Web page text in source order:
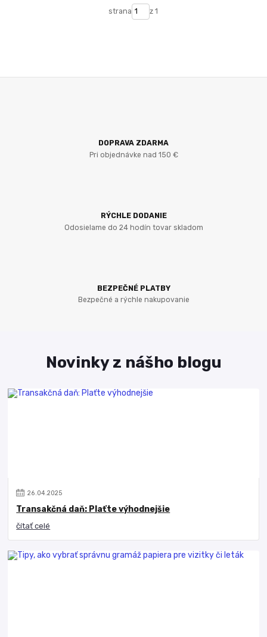
strana z 1
DOPRAVA ZDARMA
Pri objednávke nad 150 €
RÝCHLE DODANIE
Odosielame do 24 hodín tovar skladom
BEZPEČNÉ PLATBY
Bezpečné a rýchle nakupovanie
Novinky z nášho blogu
26.04.2025
Transakčná daň: Plaťte výhodnejšie
čítať celé